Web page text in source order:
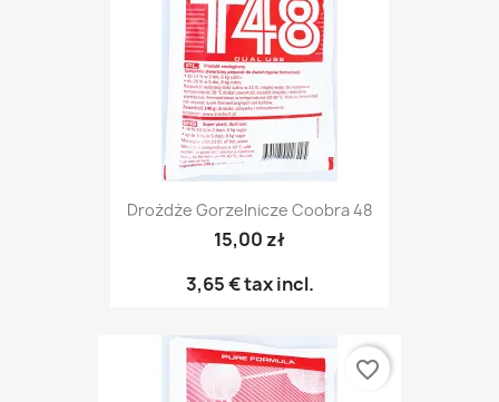
Drożdże Gorzelnicze Coobra 48
15,00 zł
3,65 €tax incl.
favorite_border